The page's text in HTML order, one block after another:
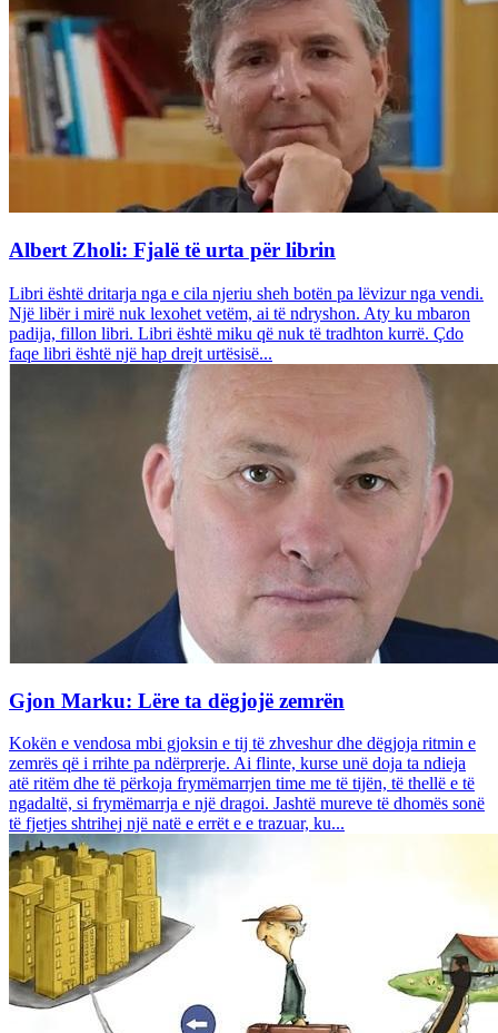
Albert Zholi: Fjalë të urta për librin
Libri është dritarja nga e cila njeriu sheh botën pa lëvizur nga vendi.
Një libër i mirë nuk lexohet vetëm, ai të ndryshon. Aty ku mbaron
padija, fillon libri. Libri është miku që nuk të tradhton kurrë. Çdo
faqe libri është një hap drejt urtësisë...
Gjon Marku: Lëre ta dëgjojë zemrën
Kokën e vendosa mbi gjoksin e tij të zhveshur dhe dëgjoja ritmin e
zemrës që i rrihte pa ndërprerje. Ai flinte, kurse unë doja ta ndieja
atë ritëm dhe të përkoja frymëmarrjen time me të tijën, të thellë e të
ngadaltë, si frymëmarrja e një dragoi. Jashtë mureve të dhomës sonë
të fjetjes shtrihej një natë e errët e e trazuar, ku...